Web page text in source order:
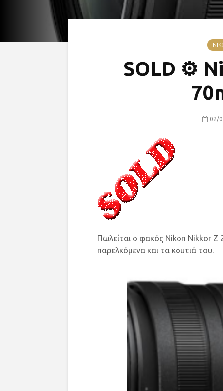
SOLD ⚙
02/
Πωλείται ο φακός Nikon Nikkor Z
παρελκόμενα και τα κουτιά του.